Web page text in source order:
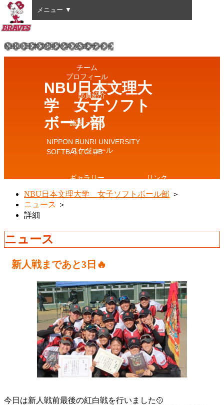
NBU 日本文理大学 公式サイト
NBU日本文理大
学 女子ソフト
ボール部
NIPPON BUNRI UNIVERSITY
SOFTBALL CLUB
メニュー ▼
HOME
チーム
プロフィール
部員紹介
施設・環境
スケジュール
ギャラリー リンク
NBU日本文理大学 女子ソフトボール部 ＞
ニュース ＞
詳細
ニュース
新人戦まであと3日🔥
今日は新人戦前最後の紅白戦を行いました🥎